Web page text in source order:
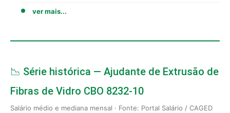
ver mais...
📉 Série histórica — Ajudante de Extrusão de
Fibras de Vidro CBO 8232-10
Salário médio e mediana mensal · Fonte: Portal Salário / CAGED